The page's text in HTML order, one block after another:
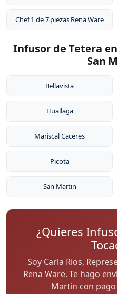
Chef 1 de 7 piezas Rena Ware
Infusor de Tetera
San
Bellavista
Huallaga
Mariscal Caceres
Picota
San Martin
¿Quieres
Soy Carla Rios,
Rena Ware. Te hago
Martin con